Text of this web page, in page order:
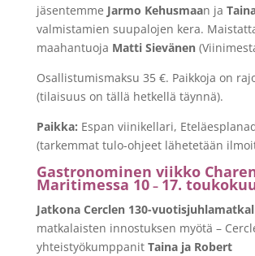
jäsentemme Jarmo Kehusmaan ja
valmistamien suupalojen kera.
maahantuoja Matti Sievänen
Osallistumismaksu 35 €. Paikkoja on
(tilaisuus on tällä hetkellä täynnä).
Paikka: Espan viinikellari,
(tarkemmat tulo-ohjeet lähetetään
Gastronominen viikko
Maritimessa 10– 17.
Jatkona Cerclen 130-
matkalaisten innostuksen myötä –
yhteistyökumppanit Taina ja Robert